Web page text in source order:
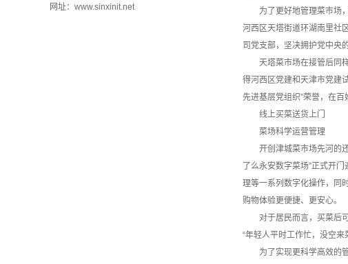
网址：www.sinxinit.net
为了更好地管理菜市场，
河西区天塔街道环湖南里社
司党支部，坚决拥护党中央
天塔菜市场在接管后同样
得河西区党建和天津市党建
先进基层党组织”荣誉，在百
线上买菜送货上门
菜场科学运营管理
开创津城菜市场先河的还
了么永安数字菜场”正式开
理等一系列数字化操作，同
购物体验更便捷、更安心。
对于居民而言，买菜后可
“年轻人平时工作忙，没空
为了实现更科学高效的管